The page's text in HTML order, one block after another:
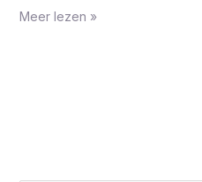
Meer lezen »